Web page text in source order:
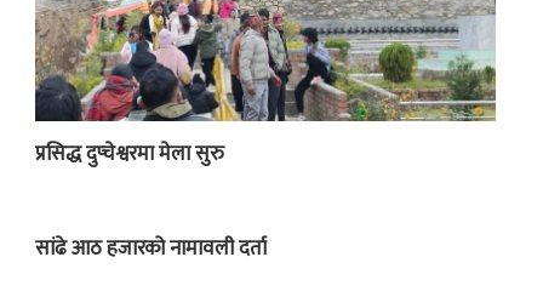
प्रसिद्ध दुप्चेश्वरमा मेला सुरु
सांढे आठ हजारको नामावली दर्ता